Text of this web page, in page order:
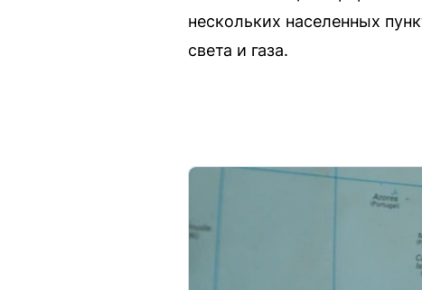
нескольких населенных
света и газа.